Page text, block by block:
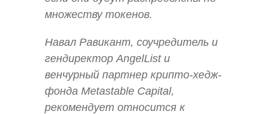
множеству токенов.
Навал Равикант, соучредитель и
гендиректор AngelList и
венчурный партнер крипто-хедж-
фонда Metastable Capital,
рекомендует относится к